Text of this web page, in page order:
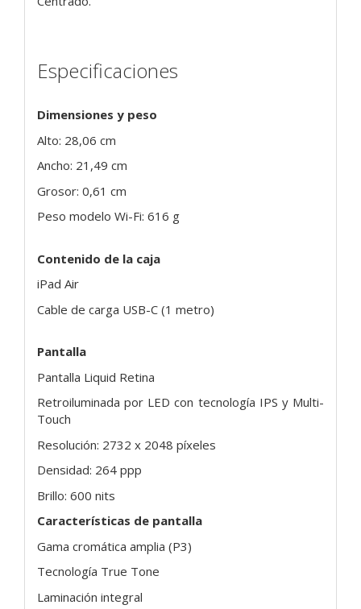
Especificaciones
Dimensiones y peso
Alto: 28,06 cm
Ancho: 21,49 cm
Grosor: 0,61 cm
Peso modelo Wi-Fi: 616 g
Contenido de la caja
iPad Air
Cable de carga USB-C (1 metro)
Pantalla
Pantalla Liquid Retina
Retroiluminada por LED con tecnología IPS y Multi-
Touch
Resolución: 2732 x 2048 píxeles
Densidad: 264 ppp
Brillo: 600 nits
Características de pantalla
Gama cromática amplia (P3)
Tecnología True Tone
Laminación integral